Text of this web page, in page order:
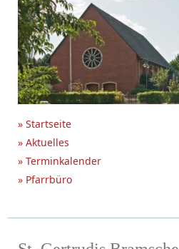
» Startseite
» Aktuelles
» Terminkalender
» Pfarrbüro